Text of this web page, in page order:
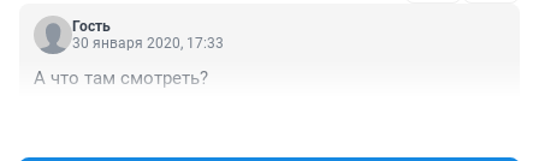
Гость
30 января 2020, 17:33
А что там смотреть?